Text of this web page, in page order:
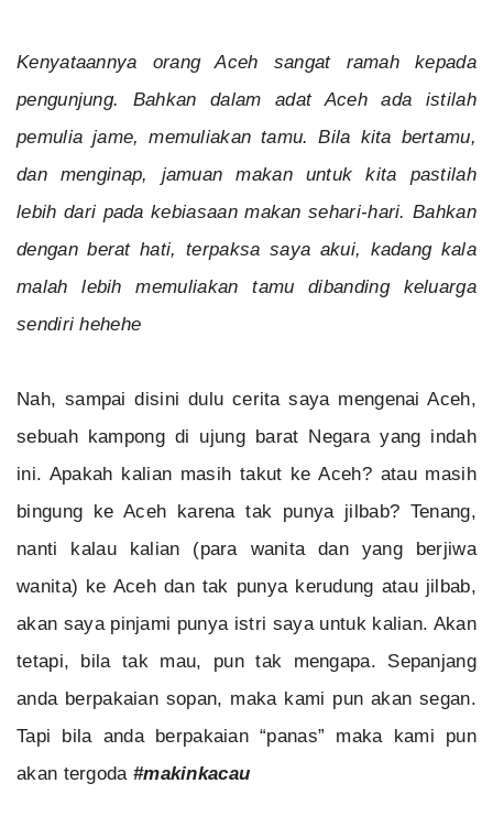
Kenyataannya orang Aceh sangat ramah kepada
pengunjung. Bahkan dalam adat Aceh ada istilah
pemulia jame, memuliakan tamu. Bila kita bertamu,
dan menginap, jamuan makan untuk kita pastilah
lebih dari pada kebiasaan makan sehari-hari. Bahkan
dengan berat hati, terpaksa saya akui, kadang kala
malah lebih memuliakan tamu dibanding keluarga
sendiri hehehe
Nah, sampai disini dulu cerita saya mengenai Aceh,
sebuah kampong di ujung barat Negara yang indah
ini. Apakah kalian masih takut ke Aceh? atau masih
bingung ke Aceh karena tak punya jilbab? Tenang,
nanti kalau kalian (para wanita dan yang berjiwa
wanita) ke Aceh dan tak punya kerudung atau jilbab,
akan saya pinjami punya istri saya untuk kalian. Akan
tetapi, bila tak mau, pun tak mengapa. Sepanjang
anda berpakaian sopan, maka kami pun akan segan.
Tapi bila anda berpakaian “panas” maka kami pun
akan tergoda #makinkacau